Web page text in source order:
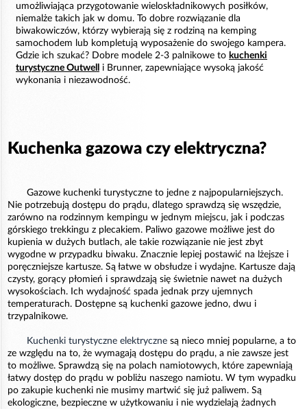
umożliwiająca przygotowanie wieloskładnikowych posiłków,
niemalże takich jak w domu. To dobre rozwiązanie dla
biwakowiczów, którzy wybierają się z rodziną na kemping
samochodem lub kompletują wyposażenie do swojego kampera.
Gdzie ich szukać? Dobre modele 2-3 palnikowe to kuchenki
turystyczne Outwell
i Brunner, zapewniające wysoką jakość
wykonania i niezawodność.
Kuchenka gazowa czy elektryczna?
Gazowe kuchenki turystyczne to jedne z najpopularniejszych.
Nie potrzebują dostępu do prądu, dlatego sprawdzą się wszędzie,
zarówno na rodzinnym kempingu w jednym miejscu, jak i podczas
górskiego trekkingu z plecakiem. Paliwo gazowe możliwe jest do
kupienia w dużych butlach, ale takie rozwiązanie nie jest zbyt
wygodne w przypadku biwaku. Znacznie lepiej postawić na lżejsze i
poręczniejsze kartusze. Są łatwe w obsłudze i wydajne. Kartusze dają
czysty, gorący płomień i sprawdzają się świetnie nawet na dużych
wysokościach. Ich wydajność spada jednak przy ujemnych
temperaturach. Dostępne są kuchenki gazowe jedno, dwu i
trzypalnikowe.
Kuchenki turystyczne elektryczne są nieco mniej popularne, a to
ze względu na to, że wymagają dostępu do prądu, a nie zawsze jest
to możliwe. Sprawdzą się na polach namiotowych, które zapewniają
łatwy dostęp do prądu w pobliżu naszego namiotu. W tym wypadku
po zakupie kuchenki nie musimy martwić się już paliwem. Są
ekologiczne, bezpieczne w użytkowaniu i nie wydzielają żadnych